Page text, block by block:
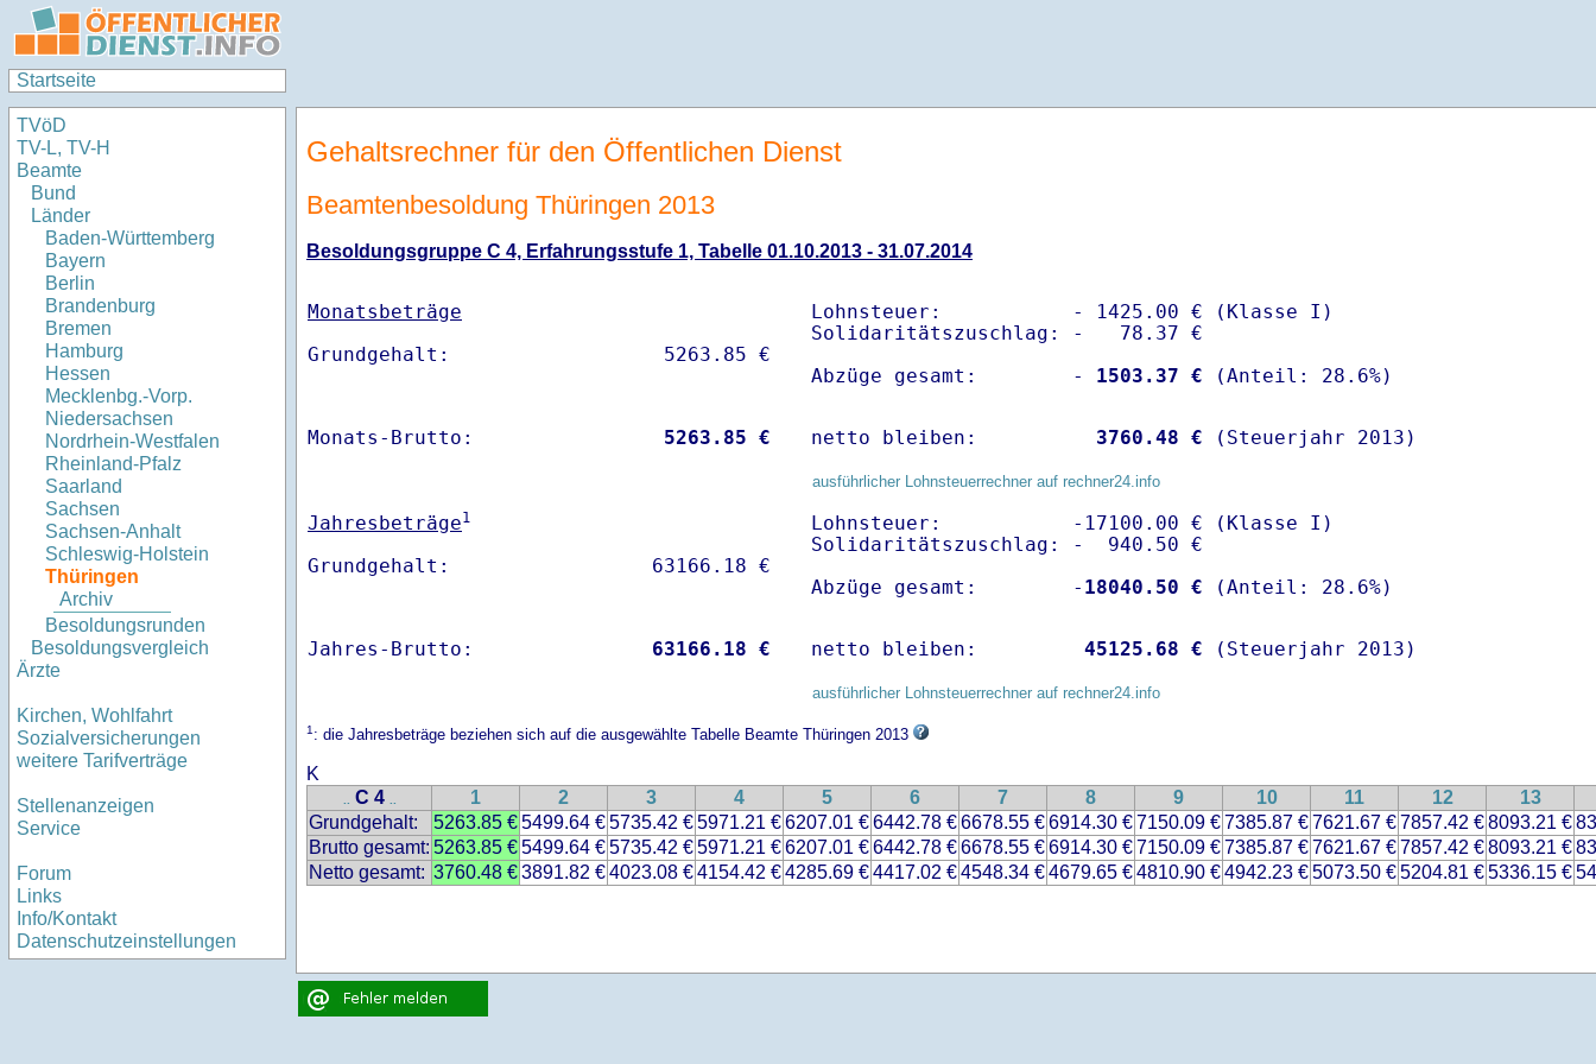
Startseite
TVöD
TV-L, TV-H
Beamte
Bund
Länder
Baden-Württemberg
Bayern
Berlin
Brandenburg
Bremen
Hamburg
Hessen
Mecklenbg.-Vorp.
Niedersachsen
Nordrhein-Westfalen
Rheinland-Pfalz
Saarland
Sachsen
Sachsen-Anhalt
Schleswig-Holstein
Thüringen
Archiv
Besoldungsrunden
Besoldungsvergleich
Ärzte
Kirchen, Wohlfahrt
Sozialversicherungen
weitere Tarifverträge
Stellenanzeigen
Service
Forum
Links
Info/Kontakt
Datenschutzeinstellungen
Gehaltsrechner für den Öffentlichen Dienst
Beamtenbesoldung Thüringen 2013
Besoldungsgruppe C 4, Erfahrungsstufe 1, Tabelle 01.10.2013 - 31.07.2014
Monatsbeträge
Lohnsteuer:           - 1425.00 € (Klasse I)
Solidaritätszuschlag: -   78.37 €
Abzüge gesamt:        -
1503.37 €
Monats-Brutto: 5263.85 € netto bleiben: 3760.48 € (Steuerjahr 2013)
ausführlicher Lohnsteuerrechner auf rechner24.info
Jahresbeträge1
Lohnsteuer:           -17100.00 € (Klasse I)
Solidaritätszuschlag: -  940.50 €
Abzüge gesamt:        - 18040.50 €
Jahres-Brutto: 63166.18 € netto bleiben: 45125.68 € (Steuerjahr 2013)
ausführlicher Lohnsteuerrechner auf rechner24.info
1: die Jahresbeträge beziehen sich auf die ausgewählte Tabelle Beamte Thüringen 2013
K
.. C 4 .. 1 2 3 4 5 6 7 8 9 10 11 12
13
Grundgehalt:
5263.85 €5499.64 €5735.42 €5971.21 €6207.01 €6442.78 €6678.55 €6914.30 €7150.09 €7385.87 €7621.67 €7857.42 €8093.21 €
Brutto gesamt: 5263.85 €5499.64 €5735.42 €5971.21 €6207.01 €6442.78 €6678.55 €6914.30 €7150.09 €7385.87 €7621.67 €7857.42 €8093.21 €
Netto gesamt: 3760.48 €3891.82 €4023.08 €4154.42 €4285.69 €4417.02 €4548.34 €4679.65 €4810.90 €4942.23 €5073.50 €5204.81 €5336.15 €